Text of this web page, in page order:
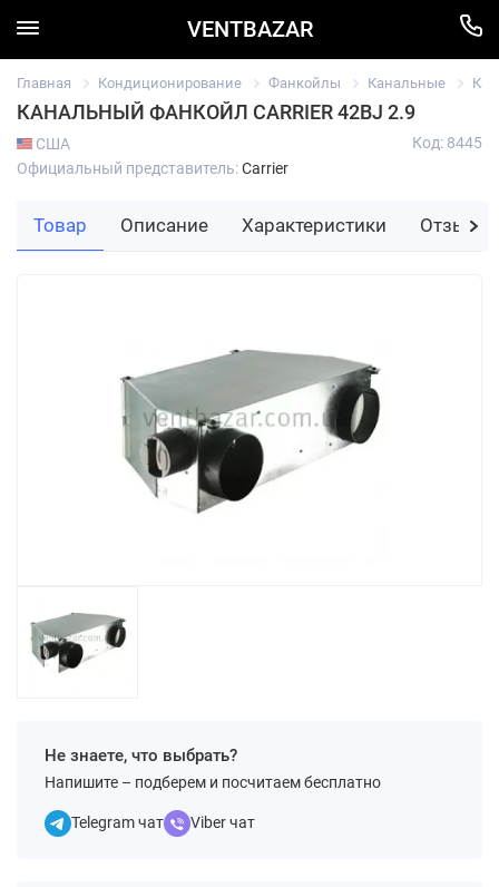
VENTBAZAR
Главная Кондиционирование Фанкойлы Канальные
КАНАЛЬНЫЙ ФАНКОЙЛ CARRIER 42BJ 2.9
США
Официальный представитель:Carrier
Код: 8445
Не знаете, что выбрать?
Напишите – подберем и посчитаем бесплатно
Telegram чат Viber чат
Товар Описание Характеристики Отзывы